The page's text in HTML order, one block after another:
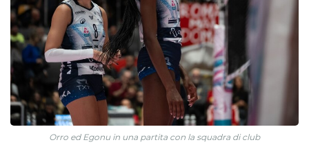
Orro ed Egonu in una partita con la squadra di club